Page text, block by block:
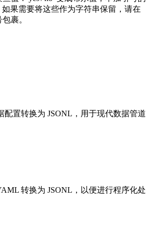
果需要将这些作为字符串保留，请在
裹。
配置转换为 JSONL，用于现代数据管道
转换为 JSONL，以便进行程序化处